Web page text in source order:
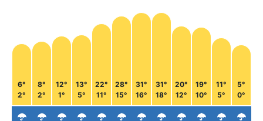
6°
2°
8°
2°
12°
1°
13°
5°
22°
11°
28°
15°
31°
16°
31°
18°
20°
12°
19°
10°
11°
5°
5°
0°